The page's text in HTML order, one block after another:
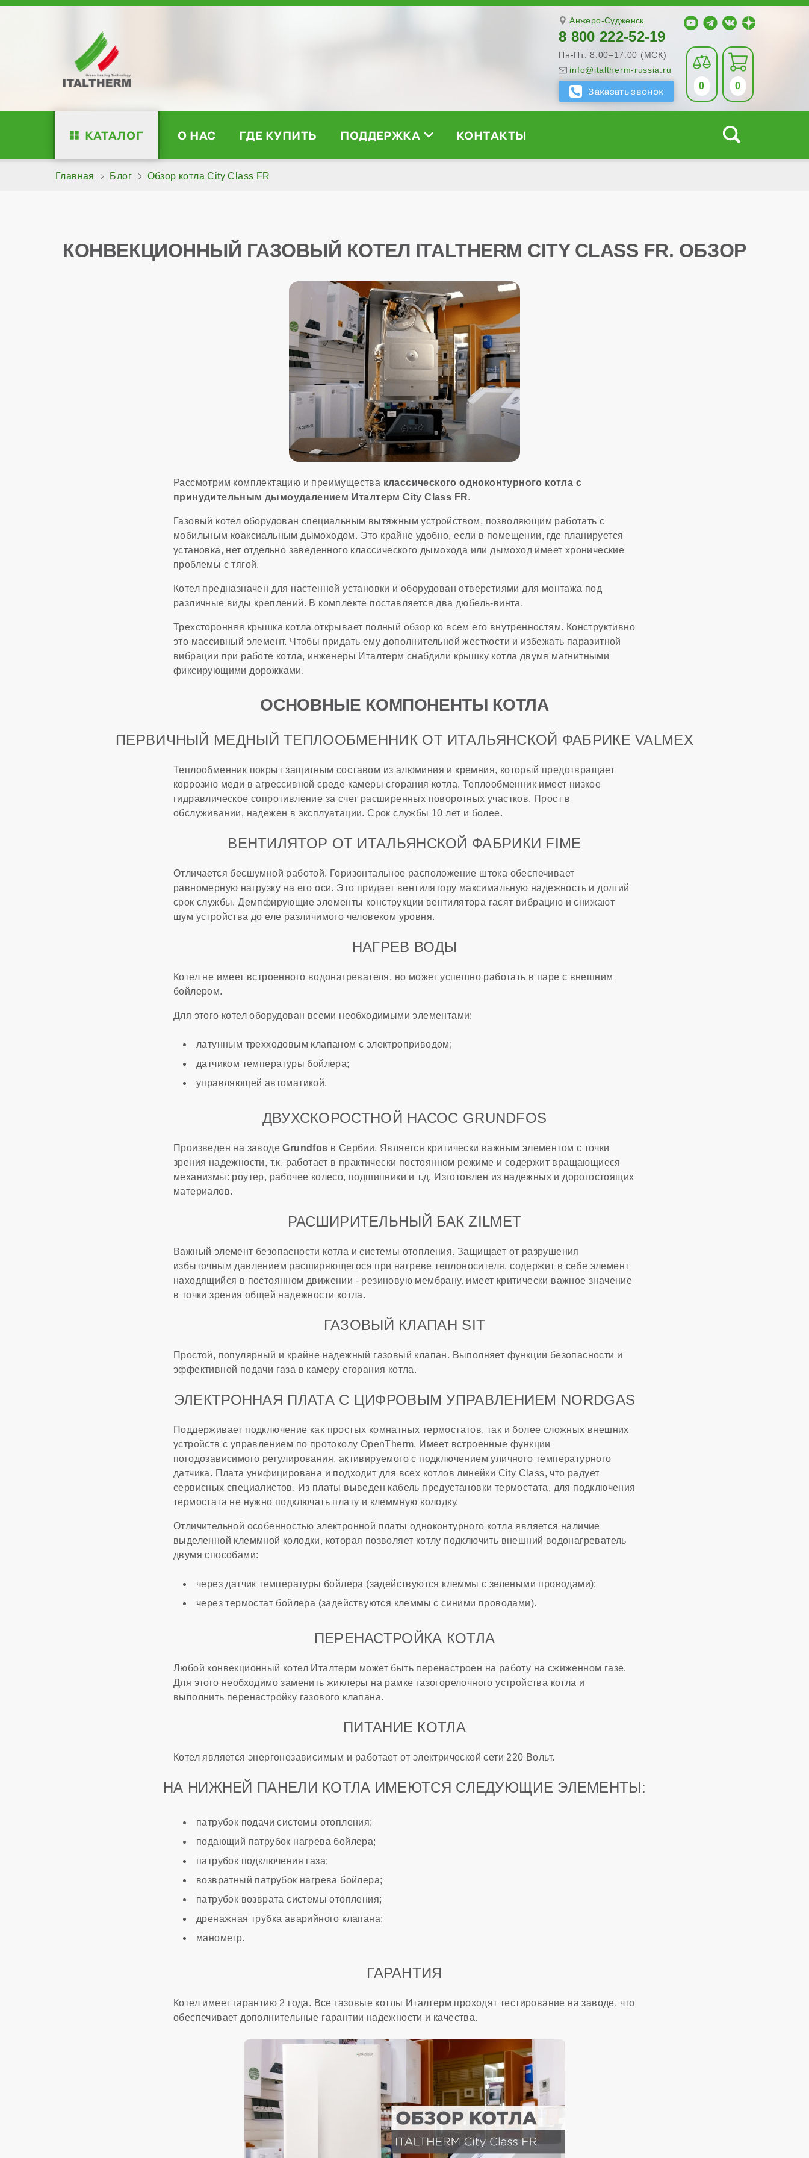
Анжеро-Судженск
8 800 222-52-19
Пн-Пт: 8:00–17:00 (МСК)
info@italtherm-russia.ru
0 0
КАТАЛОГ О НАС ГДЕ КУПИТЬ ПОДДЕРЖКА КОНТАКТЫ
Главная Блог Обзор котла City Class FR
КОНВЕКЦИОННЫЙ ГАЗОВЫЙ КОТЕЛ ITALTHERM CITY CLASS FR. ОБЗОР
Рассмотрим комплектацию и преимущества классического одноконтурного котла с
принудительным дымоудалением Италтерм City Class FR.
Газовый котел оборудован специальным вытяжным устройством, позволяющим работать с
мобильным коаксиальным дымоходом. Это крайне удобно, если в помещении, где планируется
установка, нет отдельно заведенного классического дымохода или дымоход имеет хронические
проблемы с тягой.
Котел предназначен для настенной установки и оборудован отверстиями для монтажа под
различные виды креплений. В комплекте поставляется два дюбель-винта.
Трехсторонняя крышка котла открывает полный обзор ко всем его внутренностям. Конструктивно
это массивный элемент. Чтобы придать ему дополнительной жесткости и избежать паразитной
вибрации при работе котла, инженеры Италтерм снабдили крышку котла двумя магнитными
фиксирующими дорожками.
ОСНОВНЫЕ КОМПОНЕНТЫ КОТЛА
ПЕРВИЧНЫЙ МЕДНЫЙ ТЕПЛООБМЕННИК ОТ ИТАЛЬЯНСКОЙ ФАБРИКЕ VALMEX
Теплообменник покрыт защитным составом из алюминия и кремния, который предотвращает
коррозию меди в агрессивной среде камеры сгорания котла. Теплообменник имеет низкое
гидравлическое сопротивление за счет расширенных поворотных участков. Прост в
обслуживании, надежен в эксплуатации. Срок службы 10 лет и более.
ВЕНТИЛЯТОР ОТ ИТАЛЬЯНСКОЙ ФАБРИКИ FIME
Отличается бесшумной работой. Горизонтальное расположение штока обеспечивает
равномерную нагрузку на его оси. Это придает вентилятору максимальную надежность и долгий
срок службы. Демпфирующие элементы конструкции вентилятора гасят вибрацию и снижают
шум устройства до еле различимого человеком уровня.
НАГРЕВ ВОДЫ
Котел не имеет встроенного водонагревателя, но может успешно работать в паре с внешним
бойлером.
Для этого котел оборудован всеми необходимыми элементами:
латунным трехходовым клапаном с электроприводом;
датчиком температуры бойлера;
управляющей автоматикой.
ДВУХСКОРОСТНОЙ НАСОС GRUNDFOS
Произведен на заводеGrundfos в Сербии. Является критически важным элементом с точки
зрения надежности, т.к. работает в практически постоянном режиме и содержит вращающиеся
механизмы: роутер, рабочее колесо, подшипники и т.д. Изготовлен из надежных и дорогостоящих
материалов.
РАСШИРИТЕЛЬНЫЙ БАК ZILMET
Важный элемент безопасности котла и системы отопления. Защищает от разрушения
избыточным давлением расширяющегося при нагреве теплоносителя. содержит в себе элемент
находящийся в постоянном движении - резиновую мембрану. имеет критически важное значение
в точки зрения общей надежности котла.
ГАЗОВЫЙ КЛАПАН SIT
Простой, популярный и крайне надежный газовый клапан. Выполняет функции безопасности и
эффективной подачи газа в камеру сгорания котла.
ЭЛЕКТРОННАЯ ПЛАТА С ЦИФРОВЫМ УПРАВЛЕНИЕМ NORDGAS
Поддерживает подключение как простых комнатных термостатов, так и более сложных внешних
устройств с управлением по протоколу OpenTherm. Имеет встроенные функции
погодозависимого регулирования, активируемого с подключением уличного температурного
датчика. Плата унифицирована и подходит для всех котлов линейки City Class, что радует
сервисных специалистов. Из платы выведен кабель предустановки термостата, для подключения
термостата не нужно подключать плату и клеммную колодку.
Отличительной особенностью электронной платы одноконтурного котла является наличие
выделенной клеммной колодки, которая позволяет котлу подключить внешний водонагреватель
двумя способами:
через датчик температуры бойлера (задействуются клеммы с зелеными проводами);
через термостат бойлера (задействуются клеммы с синими проводами).
ПЕРЕНАСТРОЙКА КОТЛА
Любой конвекционный котел Италтерм может быть перенастроен на работу на сжиженном газе.
Для этого необходимо заменить жиклеры на рамке газогорелочного устройства котла и
выполнить перенастройку газового клапана.
ПИТАНИЕ КОТЛА
Котел является энергонезависимым и работает от электрической сети 220 Вольт.
НА НИЖНЕЙ ПАНЕЛИ КОТЛА ИМЕЮТСЯ СЛЕДУЮЩИЕ ЭЛЕМЕНТЫ:
патрубок подачи системы отопления;
подающий патрубок нагрева бойлера;
патрубок подключения газа;
возвратный патрубок нагрева бойлера;
патрубок возврата системы отопления;
дренажная трубка аварийного клапана;
манометр.
ГАРАНТИЯ
Котел имеет гарантию 2 года. Все газовые котлы Италтерм проходят тестирование на заводе, что
обеспечивает дополнительные гарантии надежности и качества.